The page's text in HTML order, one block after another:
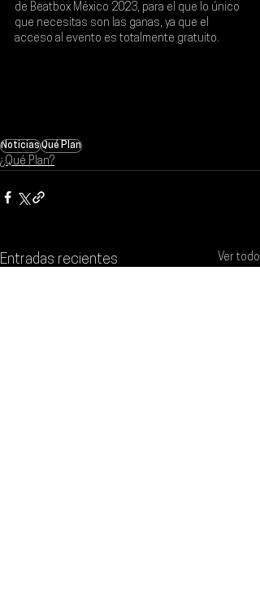
de Beatbox México 2023, para el que lo único
que necesitas son las ganas, ya que el
acceso al evento es totalmente gratuito.
NoticiasQué Plan
¿Qué Plan?
Entradas recientes Ver todo